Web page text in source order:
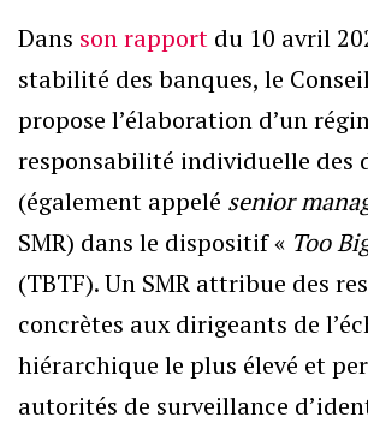
Dans son rapport du 10 avril
stabilité des banques, le
propose l’élaboration d’un
responsabilité individuelle des
(également appelé senior
SMR) dans le dispositif « Too
(TBTF). Un SMR attribue des
concrètes aux dirigeants de
hiérarchique le plus élevé et
autorités de surveillance